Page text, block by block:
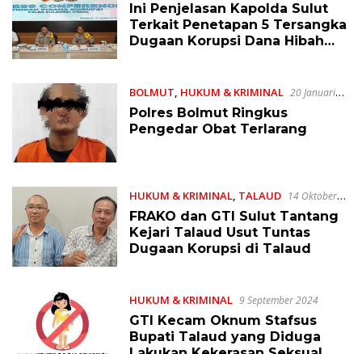
Ini Penjelasan Kapolda Sulut
Terkait Penetapan 5 Tersangka
Dugaan Korupsi Dana Hibah
BOLMUT, HUKUM & KRIMINAL 20 Januari
2025
Polres Bolmut Ringkus
Pengedar Obat Terlarang
HUKUM & KRIMINAL, TALAUD
14 Oktober
2024
FRAKO dan GTI Sulut Tantang
Kejari Talaud Usut Tuntas
Dugaan Korupsi di Talaud
HUKUM & KRIMINAL 9 September 2024
GTI Kecam Oknum Stafsus
Bupati Talaud yang Diduga